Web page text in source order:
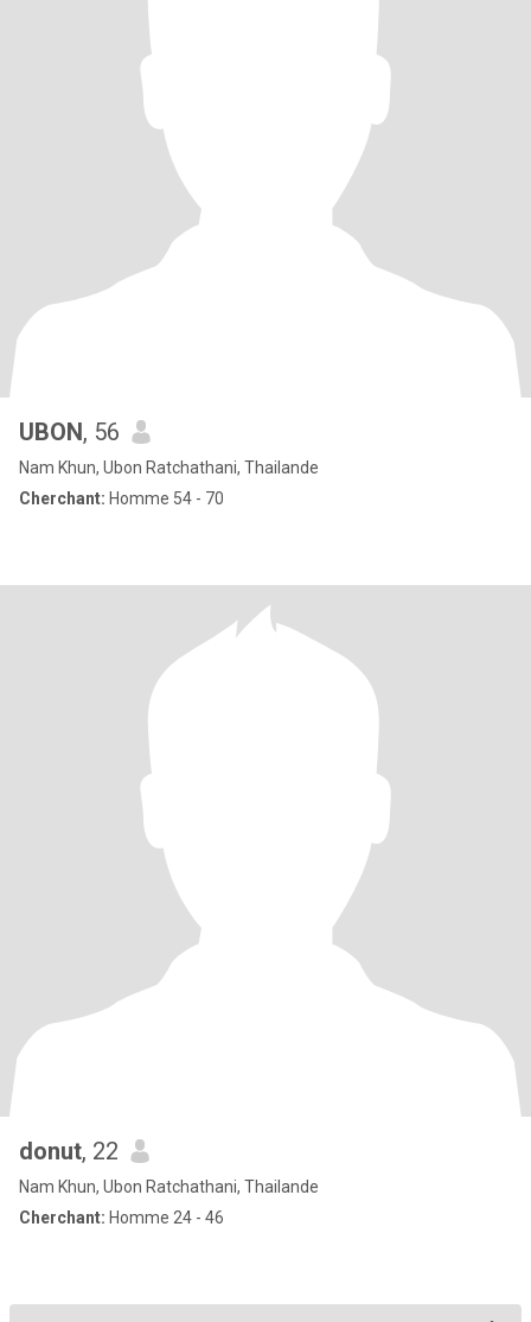
UBON, 56
Nam Khun, Ubon Ratchathani, Thailande
Cherchant: Homme 54 - 70
donut, 22
Nam Khun, Ubon Ratchathani, Thailande
Cherchant: Homme 24 - 46